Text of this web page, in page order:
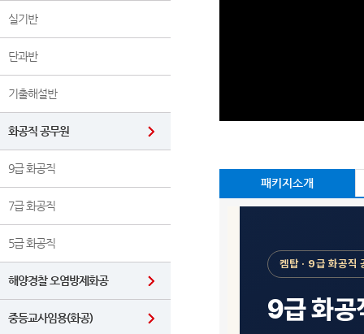
실기반
단과반
기출해설반
화공직 공무원
9급 화공직
7급 화공직
5급 화공직
해양경찰 오염방제화공
중등교사임용(화공)
패키지소개